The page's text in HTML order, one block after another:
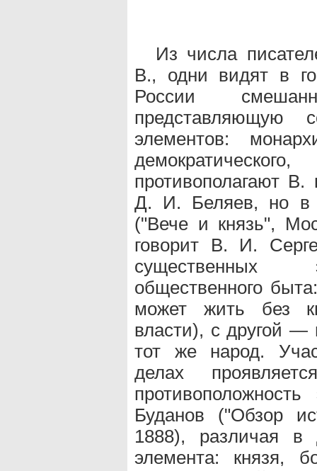
Из числа
В., одни видят в
России
представляющую
элементов:
противополагают
Д. И. Беляев, но в
("Вече и князь",
говорит В. И.
существенных
общественного
может жить без
власти), с другой —
тот же народ.
делах
Буданов ("Обзор
1888), различая в
элемента: князя,